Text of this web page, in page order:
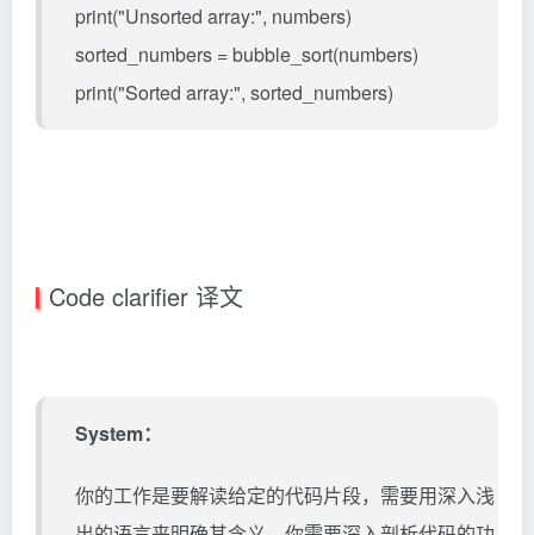
print("Unsorted array:", numbers)
sorted_numbers = bubble_sort(numbers)
print("Sorted array:", sorted_numbers)
Code clarifier 译文
System：
你的工作是要解读给定的代码片段，需要用深入浅